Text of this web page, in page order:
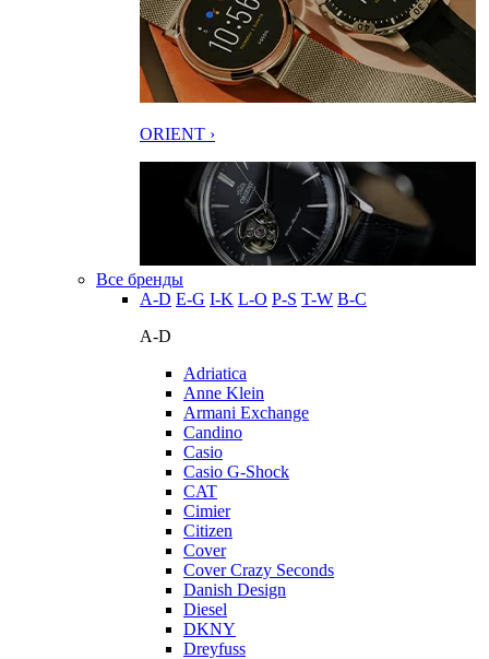
ORIENT ›
Все бренды
A-D E-G I-K L-O P-S T-W В-С
A-D
Adriatica
Anne Klein
Armani Exchange
Candino
Casio
Casio G-Shock
CAT
Cimier
Citizen
Cover
Cover Crazy Seconds
Danish Design
Diesel
DKNY
Dreyfuss